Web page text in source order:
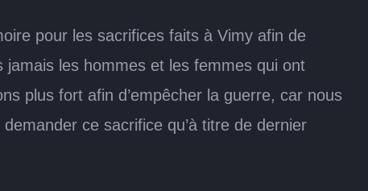
pour les sacrifices faits à Vimy afin de
jamais les hommes et les femmes qui ont
plus fort afin d’empêcher la guerre, car nous
ce sacrifice qu’à titre de dernier